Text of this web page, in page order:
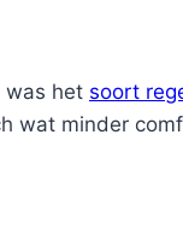
was het soort
wat minder